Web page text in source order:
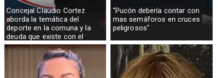
Concejal Claudio Cortez
aborda la temática del
deporte en la comuna y la
deuda que existe con el
sector rural
"Pucón debería contar con
mas semáforos en cruces
peligrosos"